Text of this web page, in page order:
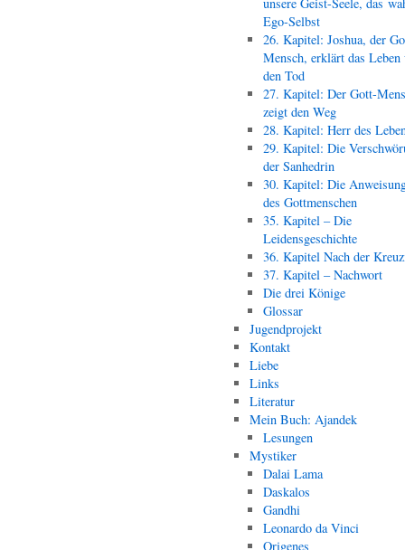
Ego-Selbst
26. Kapitel: Joshua, der
Mensch, erklärt das Leben
den Tod
27. Kapitel: Der Gott-
zeigt den Weg
28. Kapitel: Herr des
29. Kapitel: Die
der Sanhedrin
30. Kapitel: Die
des Gottmenschen
35. Kapitel – Die
Leidensgeschichte
36. Kapitel Nach der
37. Kapitel – Nachwort
Die drei Könige
Glossar
Jugendprojekt
Kontakt
Liebe
Links
Literatur
Mein Buch: Ajandek
Lesungen
Mystiker
Dalai Lama
Daskalos
Gandhi
Leonardo da Vinci
Origenes